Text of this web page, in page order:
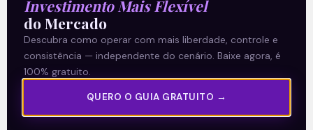
04/03/2021
Investimento Mais Flexível
do Mercado
Descubra como operar com mais liberdade, controle e
consistência — independente do cenário. Baixe agora, é
100% gratuito.
QUERO O GUIA GRATUITO →